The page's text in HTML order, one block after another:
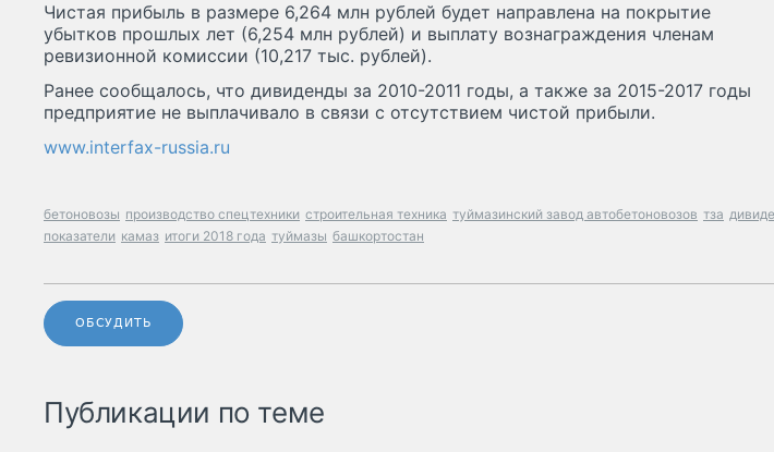
Чистая прибыль в размере 6,264 млн рублей будет направлена на покрытие
убытков прошлых лет (6,254 млн рублей) и выплату вознаграждения членам
ревизионной комиссии (10,217 тыс. рублей).
Ранее сообщалось, что дивиденды за 2010-2011 годы, а также за 2015-2017 годы
предприятие не выплачивало в связи с отсутствием чистой прибыли.
www.interfax-russia.ru
бетоновозы производство спецтехники строительная техника туймазинский завод автобетоновозов тза
показатели камаз итоги 2018 года туймазы башкортостан
ОБСУДИТЬ
Публикации по теме